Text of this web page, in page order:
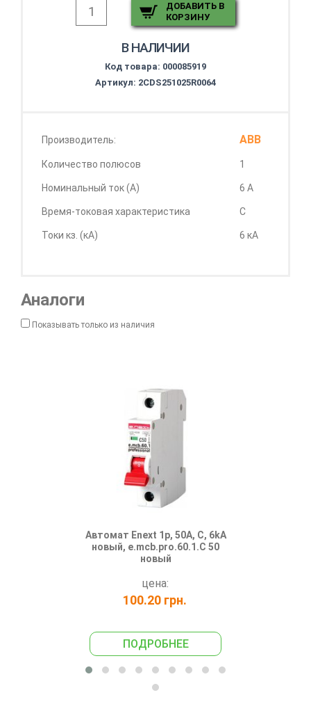
ДОБАВИТЬ В
КОРЗИНУ
В НАЛИЧИИ
Код товара: 000085919
Артикул: 2CDS251025R0064
Производитель: ABB
Количество полюсов 1
Номинальный ток (А) 6 А
Время-токовая характеристика C
Токи кз. (кА) 6 кА
Аналоги
Показывать только из наличия
Автомат Enext 1p, 50A, C, 6kA
новый, e.mcb.pro.60.1.C 50
новый
цена:
100.20 грн.
ПОДРОБНЕЕ